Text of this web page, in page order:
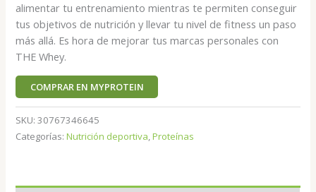
alimentar tu entrenamiento mientras te permiten conseguir
tus objetivos de nutrición y llevar tu nivel de fitness un paso
más allá. Es hora de mejorar tus marcas personales con
THE Whey.
COMPRAR EN MYPROTEIN
SKU:30767346645
Categorías:Nutrición deportiva,Proteínas